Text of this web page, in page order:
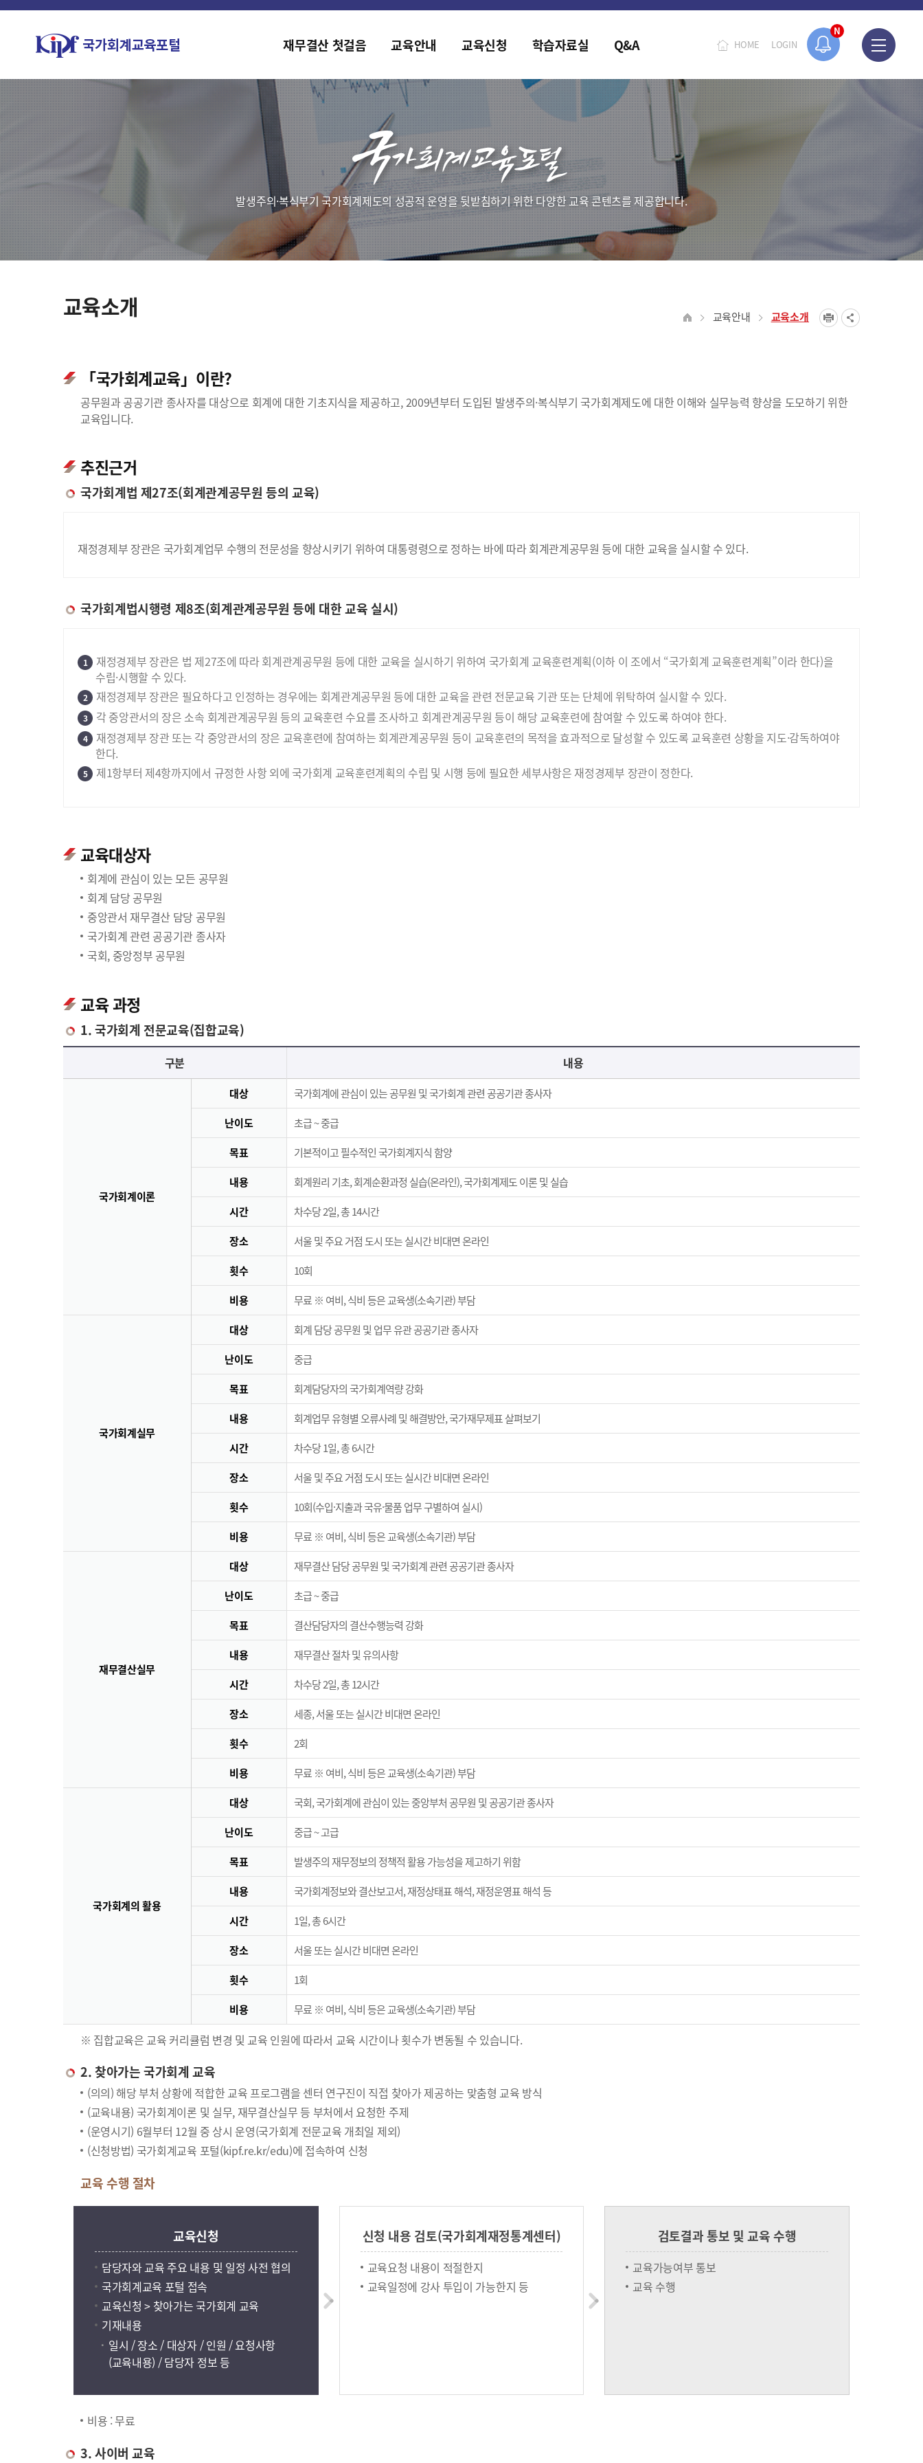
N
2019년도 국가회계 전문교육 사전수요조사 안내
HOME LOGIN
재무결산 첫걸음 교육안내 교육신청 학습자료실 Q&A
발생주의·복식부기 국가회계제도의 성공적 운영을 뒷받침하기 위한 다양한 교육 콘텐츠를 제공합니다.
교육소개 교육안내 교육소개
「국가회계교육」이란?
공무원과 공공기관 종사자를 대상으로 회계에 대한 기초지식을 제공하고, 2009년부터 도입된 발생주의·복식부기 국가회계제도에 대한 이해와 실무능력 향상을 도모하기 위한
교육입니다.
추진근거
국가회계법 제27조(회계관계공무원 등의 교육)
재정경제부 장관은 국가회계업무 수행의 전문성을 향상시키기 위하여 대통령령으로 정하는 바에 따라 회계관계공무원 등에 대한 교육을 실시할 수 있다.
국가회계법시행령 제8조(회계관계공무원 등에 대한 교육 실시)
1
재정경제부 장관은 법 제27조에 따라 회계관계공무원 등에 대한 교육을 실시하기 위하여 국가회계 교육훈련계획(이하 이 조에서 “국가회계 교육훈련계획”이라 한다)을
수립·시행할 수 있다.
2 재정경제부 장관은 필요하다고 인정하는 경우에는 회계관계공무원 등에 대한 교육을 관련 전문교육 기관 또는 단체에 위탁하여 실시할 수 있다.
3 각 중앙관서의 장은 소속 회계관계공무원 등의 교육훈련 수요를 조사하고 회계관계공무원 등이 해당 교육훈련에 참여할 수 있도록 하여야 한다.
4
재정경제부 장관 또는 각 중앙관서의 장은 교육훈련에 참여하는 회계관계공무원 등이 교육훈련의 목적을 효과적으로 달성할 수 있도록 교육훈련 상황을 지도·감독하여야
한다.
5 제1항부터 제4항까지에서 규정한 사항 외에 국가회계 교육훈련계획의 수립 및 시행 등에 필요한 세부사항은 재정경제부 장관이 정한다.
교육대상자
회계에 관심이 있는 모든 공무원
회계 담당 공무원
중앙관서 재무결산 담당 공무원
국가회계 관련 공공기관 종사자
국회, 중앙정부 공무원
교육 과정
1. 국가회계 전문교육(집합교육)
국가회계 전문교육(집합교육)에 대한 안내 표로 국가회계이론, 국가회계실무, 재무결산실무로 구분되며 이에 해당하는 내용으로 구성되어 있습니다.
구분 내용
국가회계이론
대상 국가회계에 관심이 있는 공무원 및 국가회계 관련 공공기관 종사자
난이도 초급 ~ 중급
목표 기본적이고 필수적인 국가회계지식 함양
내용 회계원리 기초, 회계순환과정 실습(온라인), 국가회계제도 이론 및 실습
시간 차수당 2일, 총 14시간
장소 서울 및 주요 거점 도시 또는 실시간 비대면 온라인
횟수 10회
비용 무료 ※ 여비, 식비 등은 교육생(소속기관) 부담
국가회계실무
대상 회계 담당 공무원 및 업무 유관 공공기관 종사자
난이도 중급
목표 회계담당자의 국가회계역량 강화
내용 회계업무 유형별 오류사례 및 해결방안, 국가재무제표 살펴보기
시간 차수당 1일, 총 6시간
장소 서울 및 주요 거점 도시 또는 실시간 비대면 온라인
횟수 10회(수입·지출과 국유·물품 업무 구별하여 실시)
비용 무료 ※ 여비, 식비 등은 교육생(소속기관) 부담
재무결산실무
대상 재무결산 담당 공무원 및 국가회계 관련 공공기관 종사자
난이도 초급 ~ 중급
목표 결산담당자의 결산수행능력 강화
내용 재무결산 절차 및 유의사항
시간 차수당 2일, 총 12시간
장소 세종, 서울 또는 실시간 비대면 온라인
횟수 2회
비용 무료 ※ 여비, 식비 등은 교육생(소속기관) 부담
국가회계의 활용
대상 국회, 국가회계에 관심이 있는 중앙부처 공무원 및 공공기관 종사자
난이도 중급 ~ 고급
목표 발생주의 재무정보의 정책적 활용 가능성을 제고하기 위함
내용 국가회계정보와 결산보고서, 재정상태표 해석, 재정운영표 해석 등
시간 1일, 총 6시간
장소 서울 또는 실시간 비대면 온라인
횟수 1회
비용 무료 ※ 여비, 식비 등은 교육생(소속기관) 부담
※ 집합교육은 교육 커리큘럼 변경 및 교육 인원에 따라서 교육 시간이나 횟수가 변동될 수 있습니다.
2. 찾아가는 국가회계 교육
(의의) 해당 부처 상황에 적합한 교육 프로그램을 센터 연구진이 직접 찾아가 제공하는 맞춤형 교육 방식
(교육내용) 국가회계이론 및 실무, 재무결산실무 등 부처에서 요청한 주제
(운영시기) 6월부터 12월 중 상시 운영(국가회계 전문교육 개최일 제외)
(신청방법) 국가회계교육 포털(kipf.re.kr/edu)에 접속하여 신청
교육 수행 절차
교육신청
담당자와 교육 주요 내용 및 일정 사전 협의
국가회계교육 포털 접속
교육신청 > 찾아가는 국가회계 교육
기재내용
일시 / 장소 / 대상자 / 인원 / 요청사항
(교육내용) / 담당자 정보 등
신청 내용 검토(국가회계재정통계센터)
교육요청 내용이 적절한지
교육일정에 강사 투입이 가능한지 등
검토결과 통보 및 교육 수행
교육가능여부 통보
교육 수행
비용 : 무료
3. 사이버 교육